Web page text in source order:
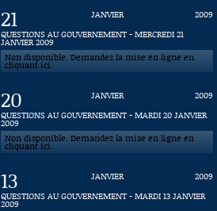
21 JANVIER
2009
QUESTIONS AU GOUVERNEMENT - MERCREDI 21
JANVIER 2009
Non disponible. Demandez la mise en ligne en
cliquant ici.
20 JANVIER
2009
QUESTIONS AU GOUVERNEMENT - MARDI 20 JANVIER
2009
Non disponible. Demandez la mise en ligne en
cliquant ici.
13 JANVIER
2009
QUESTIONS AU GOUVERNEMENT - MARDI 13 JANVIER
2009